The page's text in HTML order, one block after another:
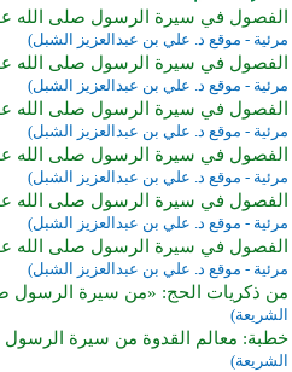
الفصول في سيرة الرسول صلى الله
مرئية - موقع د. علي بن عبدالعزيز الشبل)
الفصول في سيرة الرسول صلى الله
مرئية - موقع د. علي بن عبدالعزيز الشبل)
الفصول في سيرة الرسول صلى الله
مرئية - موقع د. علي بن عبدالعزيز الشبل)
الفصول في سيرة الرسول صلى الله
مرئية - موقع د. علي بن عبدالعزيز الشبل)
الفصول في سيرة الرسول صلى الله
مرئية - موقع د. علي بن عبدالعزيز الشبل)
الفصول في سيرة الرسول صلى الله
مرئية - موقع د. علي بن عبدالعزيز الشبل)
من ذكريات الحج: «من سيرة الرسول
الشريعة)
خطبة: معالم القدوة من سيرة الرسول
الشريعة)